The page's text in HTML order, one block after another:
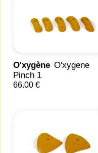
O'xygène O'xygene
Pinch 1
66.00 €